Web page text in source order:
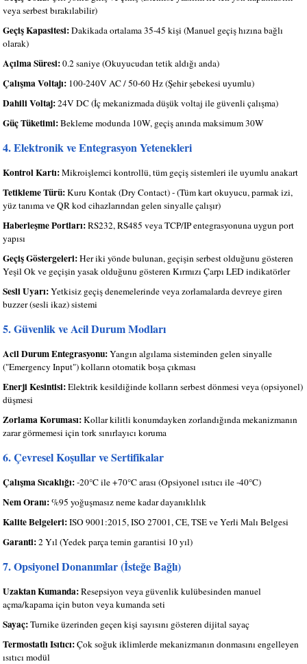
veya serbest bırakılabilir)
Geçiş Kapasitesi:Dakikada ortalama 35-45 kişi (Manuel geçiş hızına bağlı
olarak)
Açılma Süresi:0.2 saniye (Okuyucudan tetik aldığı anda)
Çalışma Voltajı: 100-240V AC / 50-60 Hz (Şehir şebekesi uyumlu)
Dahili Voltaj:24V DC (İç mekanizmada düşük voltaj ile güvenli çalışma)
Güç Tüketimi:Bekleme modunda 10W, geçiş anında maksimum 30W
4. Elektronik ve Entegrasyon Yetenekleri
Kontrol Kartı:Mikroişlemci kontrollü, tüm geçiş sistemleri ile uyumlu anakart
Tetikleme Türü:Kuru Kontak (Dry Contact) - (Tüm kart okuyucu, parmak izi,
yüz tanıma ve QR kod cihazlarından gelen sinyalle çalışır)
Haberleşme Portları:RS232, RS485 veya TCP/IP entegrasyonuna uygun port
yapısı
Geçiş Göstergeleri:Her iki yönde bulunan, geçişin serbest olduğunu gösteren
Yeşil Ok ve geçişin yasak olduğunu gösteren Kırmızı Çarpı LED indikatörler
Sesli Uyarı:Yetkisiz geçiş denemelerinde veya zorlamalarda devreye giren
buzzer (sesli ikaz) sistemi
5. Güvenlik ve Acil Durum Modları
Acil Durum Entegrasyonu:Yangın algılama sisteminden gelen sinyalle
("Emergency Input") kolların otomatik boşa çıkması
Enerji Kesintisi:Elektrik kesildiğinde kolların serbest dönmesi veya (opsiyonel)
düşmesi
Zorlama Koruması:Kollar kilitli konumdayken zorlandığında mekanizmanın
zarar görmemesi için tork sınırlayıcı koruma
6. Çevresel Koşullar ve Sertifikalar
Çalışma Sıcaklığı:-20°C ile +70°C arası (Opsiyonel ısıtıcı ile -40°C)
Nem Oranı:%95 yoğuşmasız neme kadar dayanıklılık
Kalite Belgeleri:ISO 9001:2015, ISO 27001, CE, TSE ve Yerli Malı Belgesi
Garanti:2 Yıl (Yedek parça temin garantisi 10 yıl)
7. Opsiyonel Donanımlar (İsteğe Bağlı)
Uzaktan Kumanda:Resepsiyon veya güvenlik kulübesinden manuel
açma/kapama için buton veya kumanda seti
Sayaç:Turnike üzerinden geçen kişi sayısını gösteren dijital sayaç
Termostatlı Isıtıcı:Çok soğuk iklimlerde mekanizmanın donmasını engelleyen
ısıtıcı modül